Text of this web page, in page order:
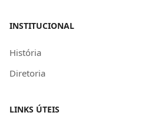
INSTITUCIONAL
História
Diretoria
LINKS ÚTEIS